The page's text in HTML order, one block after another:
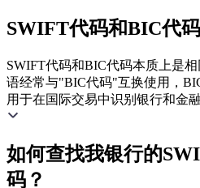
SWIFT代码和BIC代
SWIFT代码和BIC代码本质上是
语经常与"BIC代码"互换使用，
用于在国际交易中识别银行和金融
如何查找我银行的
码？